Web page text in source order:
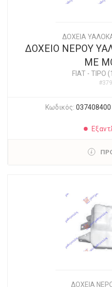
ΔΟΧΕΙΑ
ΔΟΧΕΙΟ ΝΕΡΟΥ
ΜΕ
FIAT - TIPO
Κωδικός: 037408400
ΔΟΧΕΙΑ